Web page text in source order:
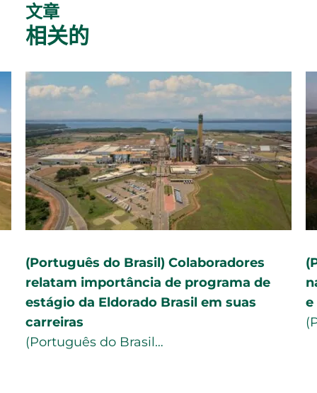
文章
相关的
(Português do Brasil) Colaboradores
relatam importância de programa de
estágio da Eldorado Brasil em suas
carreiras
(Português do Brasil…
e